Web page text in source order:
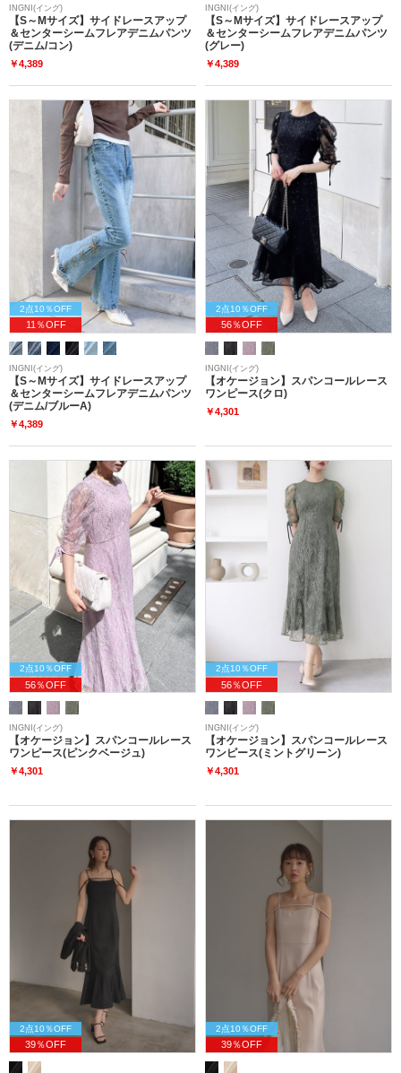
INGNI(イング)
【S～Mサイズ】サイドレースアップ
＆センターシームフレアデニムパンツ
(デニム/コン)
￥4,389
INGNI(イング)
【S～Mサイズ】サイドレースアップ
＆センターシームフレアデニムパンツ
(グレー)
￥4,389
2点10％OFF
11％OFF
INGNI(イング)
【S～Mサイズ】サイドレースアップ
＆センターシームフレアデニムパンツ
(デニム/ブルーA)
￥4,389
2点10％OFF
56％OFF
INGNI(イング)
【オケージョン】スパンコールレース
ワンピース(クロ)
￥4,301
2点10％OFF
56％OFF
INGNI(イング)
【オケージョン】スパンコールレース
ワンピース(ピンクベージュ)
￥4,301
2点10％OFF
56％OFF
INGNI(イング)
【オケージョン】スパンコールレース
ワンピース(ミントグリーン)
￥4,301
2点10％OFF
39％OFF
2点10％OFF
39％OFF